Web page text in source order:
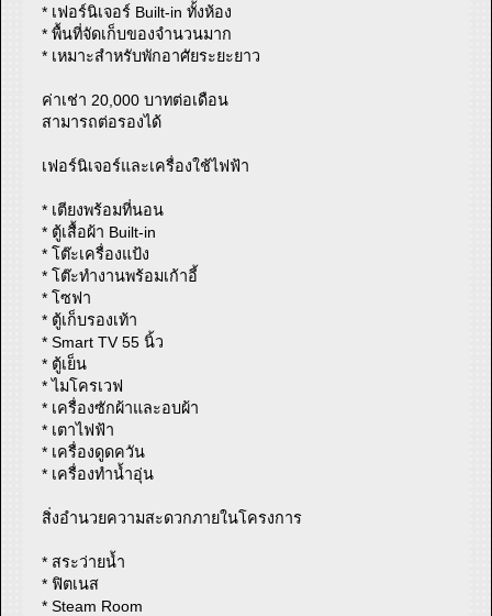
* เฟอร์นิเจอร์ Built-in ทั้งห้อง
* พื้นที่จัดเก็บของจำนวนมาก
* เหมาะสำหรับพักอาศัยระยะยาว
ค่าเช่า 20,000 บาทต่อเดือน
สามารถต่อรองได้
เฟอร์นิเจอร์และเครื่องใช้ไฟฟ้า
* เตียงพร้อมที่นอน
* ตู้เสื้อผ้า Built-in
* โต๊ะเครื่องแป้ง
* โต๊ะทำงานพร้อมเก้าอี้
* โซฟา
* ตู้เก็บรองเท้า
* Smart TV 55 นิ้ว
* ตู้เย็น
* ไมโครเวฟ
* เครื่องซักผ้าและอบผ้า
* เตาไฟฟ้า
* เครื่องดูดควัน
* เครื่องทำน้ำอุ่น
สิ่งอำนวยความสะดวกภายในโครงการ
* สระว่ายน้ำ
* ฟิตเนส
* Steam Room